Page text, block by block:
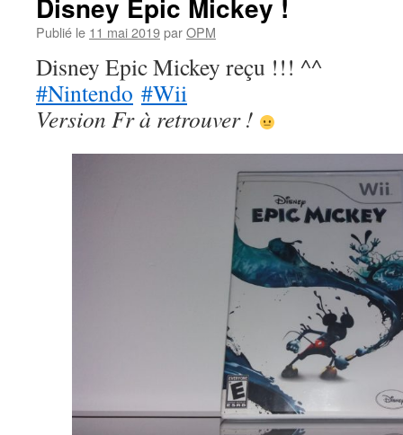
Disney Epic Mickey !
Publié le 11 mai 2019parOPM
Disney Epic Mickey reçu !!! ^^
#Nintendo #Wii
Version Fr à retrouver !